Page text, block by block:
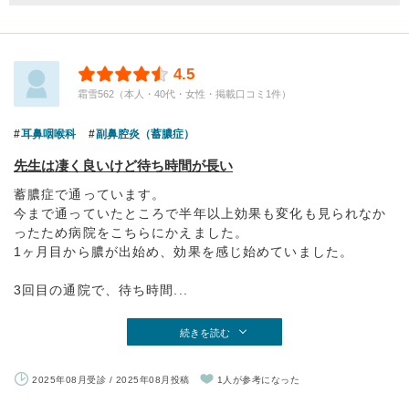
4.5
霜雪562（本人・40代・女性・掲載口コミ1件）
耳鼻咽喉科 副鼻腔炎（蓄膿症）
先生は凄く良いけど待ち時間が長い
蓄膿症で通っています。
今まで通っていたところで半年以上効果も変化も見られなか
ったため病院をこちらにかえました。
1ヶ月目から膿が出始め、効果を感じ始めていました。
3回目の通院で、待ち時間...
続きを読む
2025年08月受診 / 2025年08月投稿 1人が参考になった